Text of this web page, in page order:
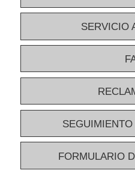
SERVICIO
FORMULARIO